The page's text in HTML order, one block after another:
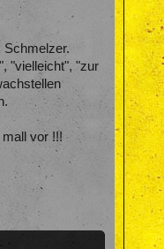
Schmelzer.
"vielleicht", "zur
vor !!!